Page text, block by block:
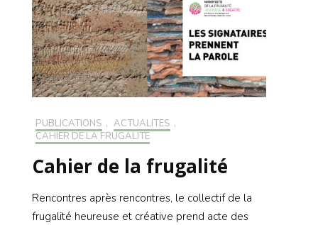
PUBLICATIONS , ACTUALITÉS ,
CAHIER DE LA FRUGALITÉ
Cahier de la frugalité
Rencontres après rencontres, le collectif de la
frugalité heureuse et créative prend acte des